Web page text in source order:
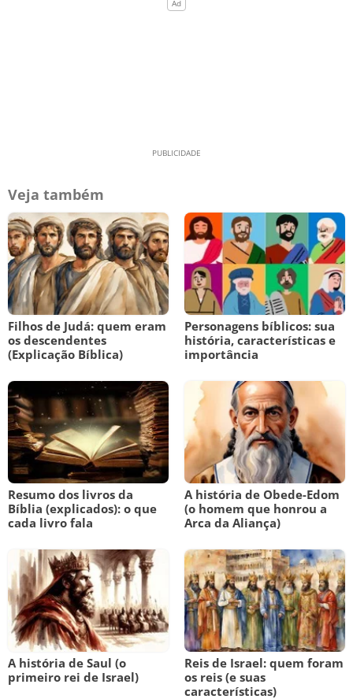
Veja também
Filhos de Judá: quem eram
os descendentes
(Explicação Bíblica)
Personagens bíblicos: sua
história, características e
importância
Resumo dos livros da
Bíblia (explicados): o que
cada livro fala
A história de Obede-Edom
(o homem que honrou a
Arca da Aliança)
A história de Saul (o
primeiro rei de Israel)
Reis de Israel: quem foram
os reis (e suas
características)